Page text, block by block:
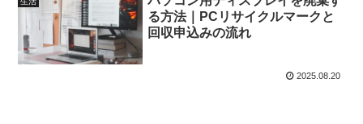
る方法｜PCリサイクルマークと
回収申込みの流れ
2025.08.20